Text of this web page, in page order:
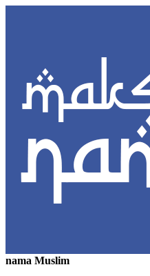
nama Muslim